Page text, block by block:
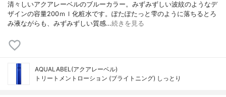
清々しいアクアレーベルのブルーカラー。みずみずしい波紋のようなデ
ザインの容量200ｍｌ化粧水です。ぽたぽたっと雫のように落ちるとろ
み液ながらも、みずみずしい質感…続きを見る
AQUALABEL(アクアレーベル)
トリートメントローション (ブライトニング) しっとり